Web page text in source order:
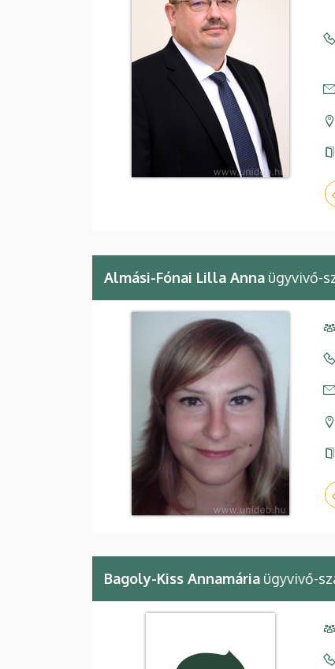
Almási-Fónai Lilla Anna ügyvivő-
Bagoly-Kiss Annamária ügyvivő-